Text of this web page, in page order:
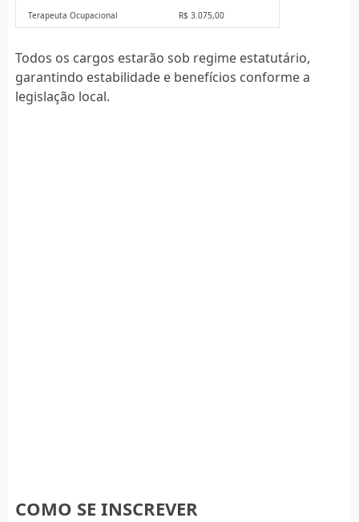
Terapeuta Ocupacional R$ 3.075,00
Todos os cargos estarão sob regime estatutário,
garantindo estabilidade e benefícios conforme a
legislação local.
COMO SE INSCREVER